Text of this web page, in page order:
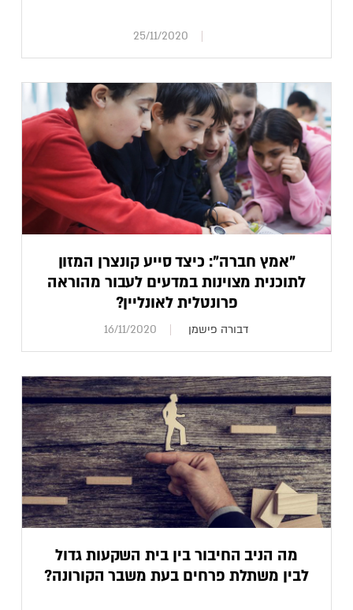
25/11/2020
"אמץ חברה": כיצד סייע קונצרן המזון
לתוכנית מצוינות במדעים לעבור מהוראה
פרונטלית לאונליין?
דבורה פישמן 16/11/2020
מה הניב החיבור בין בית השקעות גדול
לבין משתלת פרחים בעת משבר הקורונה?